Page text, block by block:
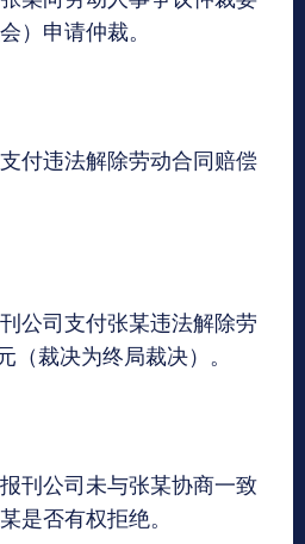
）申请仲裁。
付违法解除劳动合同赔偿
公司支付张某违法解除劳
裁决为终局裁决）。
刊公司未与张某协商一致
是否有权拒绝。